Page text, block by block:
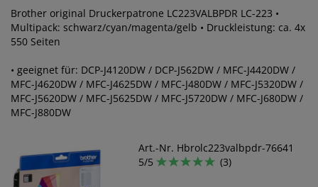
Brother original Druckerpatrone LC223VALBPDR LC-223 •
Multipack: schwarz/cyan/magenta/gelb • Druckleistung: ca. 4x
550 Seiten
• geeignet für: DCP-J4120DW / DCP-J562DW / MFC-J4420DW /
MFC-J4620DW / MFC-J4625DW / MFC-J480DW / MFC-J5320DW /
MFC-J5620DW / MFC-J5625DW / MFC-J5720DW / MFC-J680DW /
MFC-J880DW
Art.-Nr. Hbrolc223valbpdr-76641
5/5
(3)